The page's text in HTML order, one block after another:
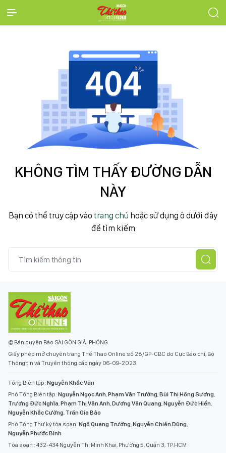
KHÔNG TÌM THẤY ĐƯỜNG DẪN
NÀY
Bạn có thể truy cập vào trang chủ hoặc sử dụng ô dưới đây
để tìm kiếm
© Bản quyền Báo SÀI GÒN GIẢI PHÓNG.
Giấy phép mở chuyên trang Thể Thao Online số 28/GP-CBC do Cục Báo chí, Bộ
Thông tin và Truyền thông cấp ngày 06-09-2023.
Tổng Biên tập: Nguyễn Khắc Văn
Phó Tổng Biên tập: Nguyễn Ngọc Anh,Phạm Văn Trường,Bùi Thị Hồng Sương,
Trương Đức Nghĩa,Phạm Thị Vân Anh,Dương Văn Quang,Nguyễn Đức Hiển,
Nguyễn Khắc Cường, Trần Gia Bảo
Phó Tổng Thư ký tòa soạn: Ngô Quang Trưởng,Nguyễn Chiến Dũng,
Nguyễn Phước Bình
Tòa soạn : 432-434 Nguyễn Thị Minh Khai, Phường 5, Quận 3, TP.HCM